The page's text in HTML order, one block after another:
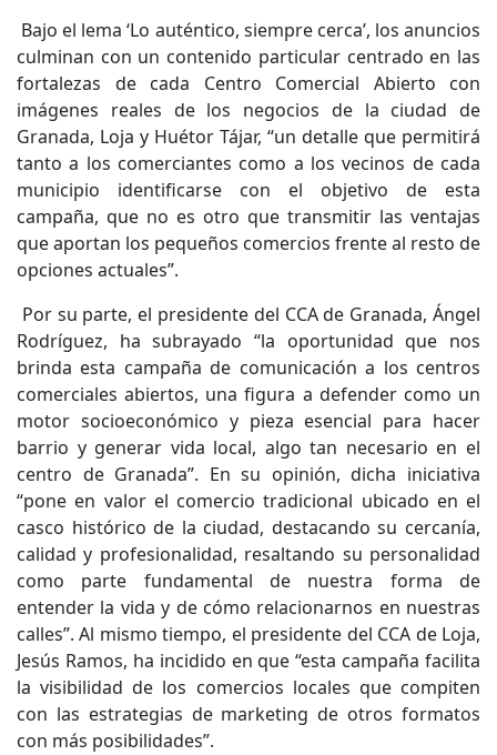
Bajo el lema ‘Lo auténtico, siempre cerca’, los anuncios
culminan con un contenido particular centrado en las
fortalezas de cada Centro Comercial Abierto con
imágenes reales de los negocios de la ciudad de
Granada, Loja y Huétor Tájar, “un detalle que permitirá
tanto a los comerciantes como a los vecinos de cada
municipio identificarse con el objetivo de esta
campaña, que no es otro que transmitir las ventajas
que aportan los pequeños comercios frente al resto de
opciones actuales”.
Por su parte, el presidente del CCA de Granada, Ángel
Rodríguez, ha subrayado “la oportunidad que nos
brinda esta campaña de comunicación a los centros
comerciales abiertos, una figura a defender como un
motor socioeconómico y pieza esencial para hacer
barrio y generar vida local, algo tan necesario en el
centro de Granada”. En su opinión, dicha iniciativa
“pone en valor el comercio tradicional ubicado en el
casco histórico de la ciudad, destacando su cercanía,
calidad y profesionalidad, resaltando su personalidad
como parte fundamental de nuestra forma de
entender la vida y de cómo relacionarnos en nuestras
calles”. Al mismo tiempo, el presidente del CCA de Loja,
Jesús Ramos, ha incidido en que “esta campaña facilita
la visibilidad de los comercios locales que compiten
con las estrategias de marketing de otros formatos
con más posibilidades”.